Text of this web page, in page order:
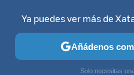
MENÚ
Ya puedes ver más de
Añádenos
Solo necesitas